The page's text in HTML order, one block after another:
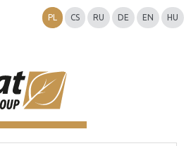
PL CS RU DE EN HU